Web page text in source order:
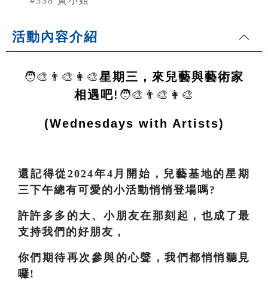
活動內容介紹
🧑‍🎨👨‍🎨👩‍🎨星期三，來兒藝與藝術家
相遇吧! 🧑‍🎨👨‍🎨👩‍🎨
(Wednesdays with Artists)
還記得從2024年4月開始，兒藝基地的星期
三下午總有可愛的小活動悄悄登場嗎?
許許多多的大、小朋友在那刻起，也成了最
支持我們的好朋友，
你們期待再次參與的心聲，我們都悄悄聽見
囉!